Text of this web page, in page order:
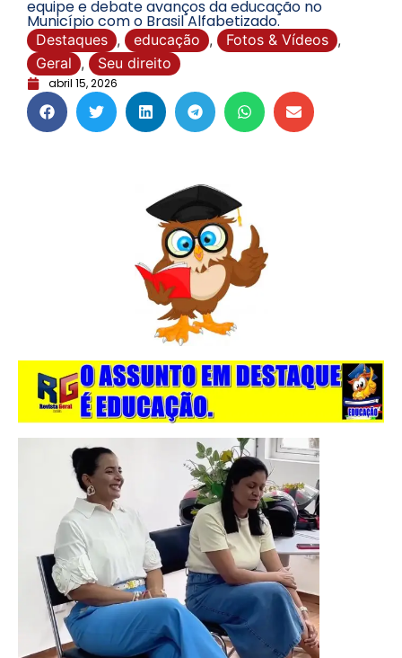
equipe e debate avanços da educação no
Município com o Brasil Alfabetizado.
Destaques , educação , Fotos & Vídeos ,
Geral , Seu direito
abril 15, 2026